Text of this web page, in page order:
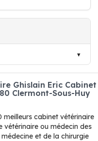
Ghislain Eric Cabinet
Clermont-Sous-Huy
meilleurs cabinet vétérinaire
vétérinaire ou médecin des
et de la chirurgie